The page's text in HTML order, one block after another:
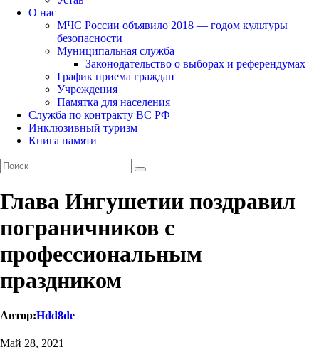
О нас
МЧС России объявило 2018 — годом культуры
безопасности
Муниципальная служба
Законодательство о выборах и референдумах
График приема граждан
Учреждения
Памятка для населения
Служба по контракту ВС РФ
Инклюзивный туризм
Книга памяти
Глава Ингушетии поздравил
пограничников с
профессиональным
праздником
Автор:Hdd8de
Май 28, 2021